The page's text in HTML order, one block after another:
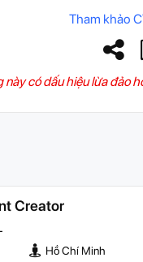
Tham khảo
có dấu hiệu lừa đảo
Creator
Hồ Chí Minh